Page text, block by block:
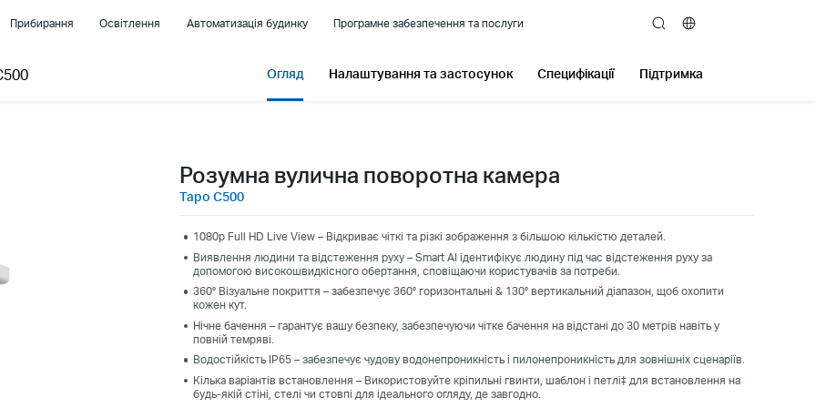
Прибирання Освітлення Автоматизація будинку Програмне забезпечення та послуги search
Огляд Налаштування та застосунок Специфікації Підтримка
Розумна вулична поворотна камера
Tapo C500
1080p Full HD Live View – Відкриває чіткі та різкі зображення з більшою кількістю деталей.
Виявлення людини та відстеження руху – Smart AI ідентифікує людину під час відстеження руху за
допомогою високошвидкісного обертання, сповіщаючи користувачів за потреби.
360° Візуальне покриття – забезпечує 360° горизонтальні & 130° вертикальний діапазон, щоб охопити
кожен кут.
Нічне бачення – гарантує вашу безпеку, забезпечуючи чітке бачення на відстані до 30 метрів навіть у
повній темряві.
Водостійкість IP65 – забезпечує чудову водонепроникність і пилонепроникність для зовнішніх сценаріїв.
Кілька варіантів встановлення – Використовуйте кріпильні гвинти, шаблон і петлі‡ для встановлення на
будь-якій стіні, стелі чи стовпі для ідеального огляду, де завгодно.